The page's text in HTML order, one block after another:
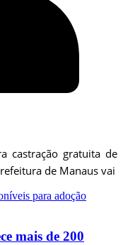
castração gratuita de
de Manaus vai
mais de 200